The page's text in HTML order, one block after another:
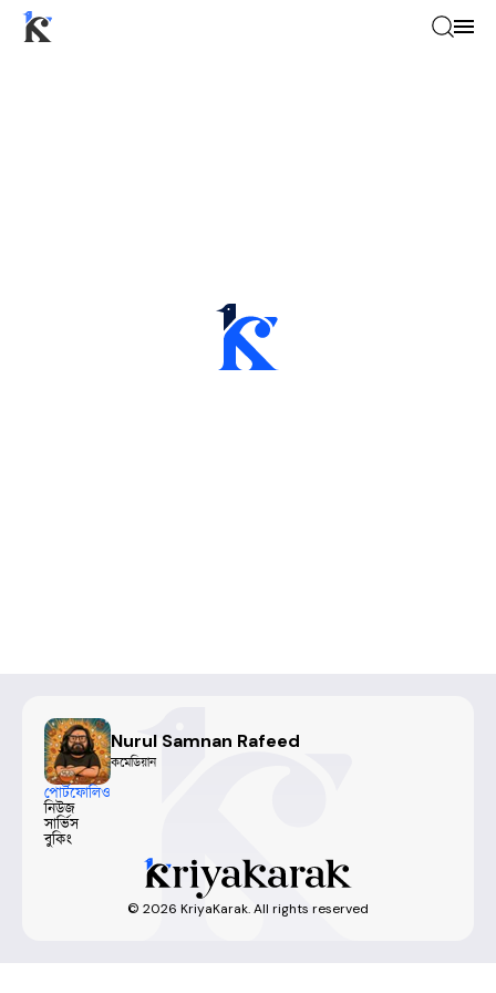
Nurul Samnan Rafeed
কমেডিয়ান
পোর্টফোলিও
নিউজ
সার্ভিস
বুকিং
© 2026 KriyaKarak. All rights reserved